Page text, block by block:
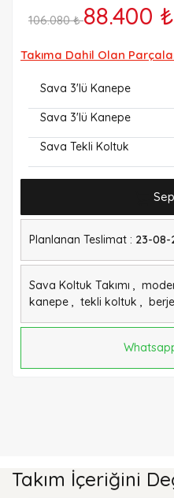
106.080 ₺88.400 ₺
Takıma Dahil Olan
Sava 3'lü Kanepe
Sava 3'lü Kanepe
Sava Tekli Koltuk
Planlanan Teslimat : 23-08-
Sava Koltuk Takımı ,
kanepe , tekli koltuk ,
Takım İçeriğini